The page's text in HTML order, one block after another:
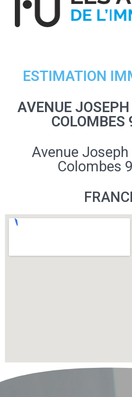
ESTIMATION
AVENUE
Avenue
Colombes